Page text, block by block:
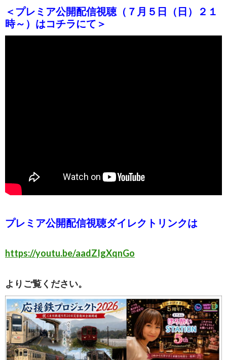
＜プレミア公開配信視聴（７月５日（日）２１
時～）はコチラにて＞
プレミア公開配信視聴ダイレクトリンクは
https://youtu.be/aadZIgXqnGo
よりご覧ください。